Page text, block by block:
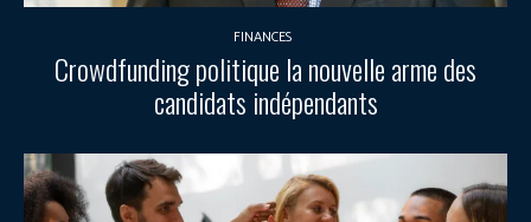
FINANCES
Crowdfunding politique la nouvelle arme des
candidats indépendants